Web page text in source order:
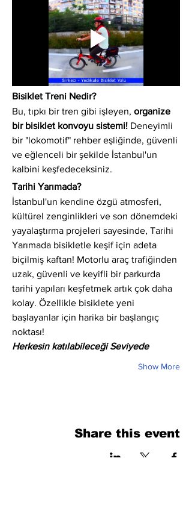
Bisiklet Treni Nedir?
Bu, tıpkı bir tren gibi işleyen, organize
bir bisiklet konvoyu sistemi! Deneyimli
bir "lokomotif" rehber eşliğinde, güvenli
ve eğlenceli bir şekilde İstanbul'un
kalbini keşfedeceksiniz.
Tarihi Yarımada?
İstanbul'un kendine özgü atmosferi,
kültürel zenginlikleri ve son dönemdeki
yayalaştırma projeleri sayesinde, Tarihi
Yarımada bisikletle keşif için adeta
biçilmiş kaftan! Motorlu araç trafiğinden
uzak, güvenli ve keyifli bir parkurda
tarihi yapıları keşfetmek artık çok daha
kolay. Özellikle bisiklete yeni
başlayanlar için harika bir başlangıç
noktası!
Herkesin katılabileceği Seviyede
Show More
Share this event